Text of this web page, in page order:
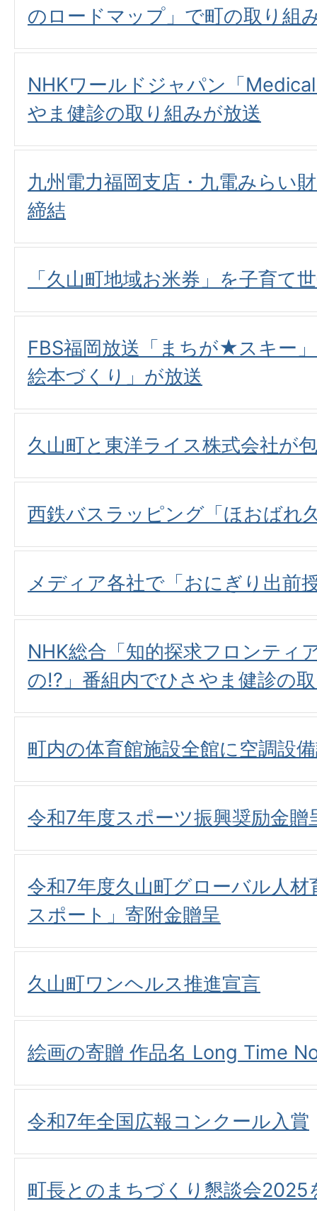
のロードマップ」で町の取り組
NHKワールドジャパン「
やま健診の取り組みが放送
九州電力福岡支店・九電みらい
締結
「久山町地域お米券」を子育て
FBS福岡放送「まちが★スキー
絵本づくり」が放送
久山町と東洋ライス株式会社が
西鉄バスラッピング「ほおばれ
メディア各社で「おにぎり出前
NHK総合「知的探求フロンティ
の!?」番組内でひさやま健診の
町内の体育館施設全館に空調設
令和7年度スポーツ振興奨励金贈
令和7年度久山町グローバル人
スポート」寄附金贈呈
久山町ワンヘルス推進宣言
絵画の寄贈 作品名 Long Time
令和7年全国広報コンクール入賞
町長とのまちづくり懇談会2025